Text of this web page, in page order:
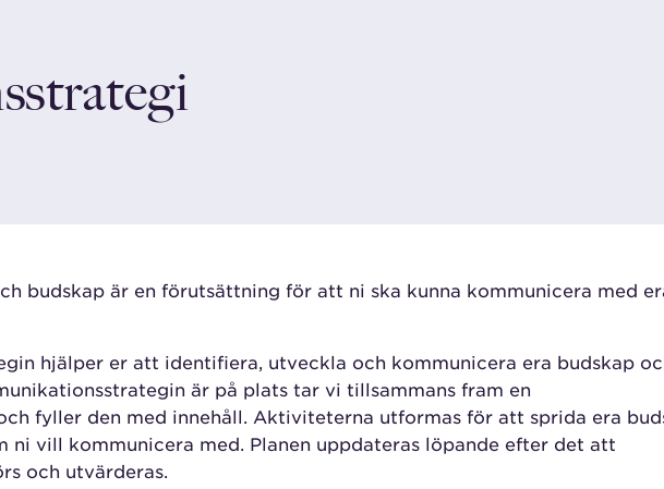
budskap är en förutsättning för att ni ska kunna kommunicera med
hjälper er att identifiera, utveckla och kommunicera era budskap
är på plats tar vi tillsammans fram en
fyller den med innehåll. Aktiviteterna utformas för att sprida era
ni vill kommunicera med. Planen uppdateras löpande efter det att
och utvärderas.